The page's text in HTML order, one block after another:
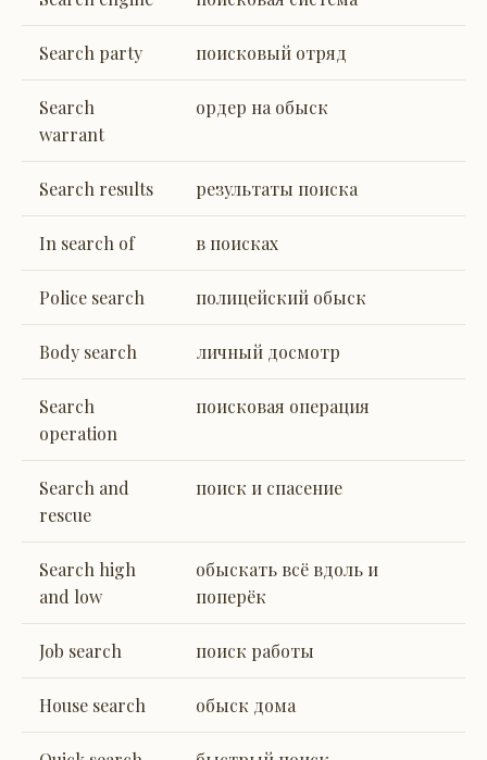
Search party поисковый отряд
Search
warrant
ордер на обыск
Search results результаты поиска
In search of в поисках
Police search полицейский обыск
Body search личный досмотр
Search
operation
поисковая операция
Search and
rescue
поиск и спасение
Search high
and low
обыскать всё вдоль и
поперёк
Job search поиск работы
House search обыск дома